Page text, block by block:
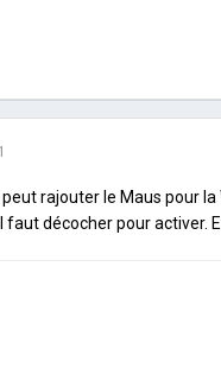
rajouter le Maus pour
décocher pour activer.